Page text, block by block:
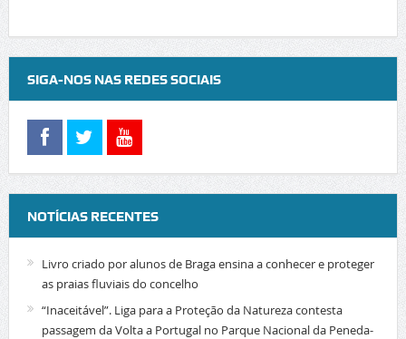
SIGA-NOS NAS REDES SOCIAIS
NOTÍCIAS RECENTES
Livro criado por alunos de Braga ensina a conhecer e proteger
as praias fluviais do concelho
“Inaceitável”. Liga para a Proteção da Natureza contesta
passagem da Volta a Portugal no Parque Nacional da Peneda-